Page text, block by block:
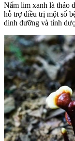
Nấm lim xanh là thảo
hỗ trợ điều trị một số
dinh dưỡng và tính